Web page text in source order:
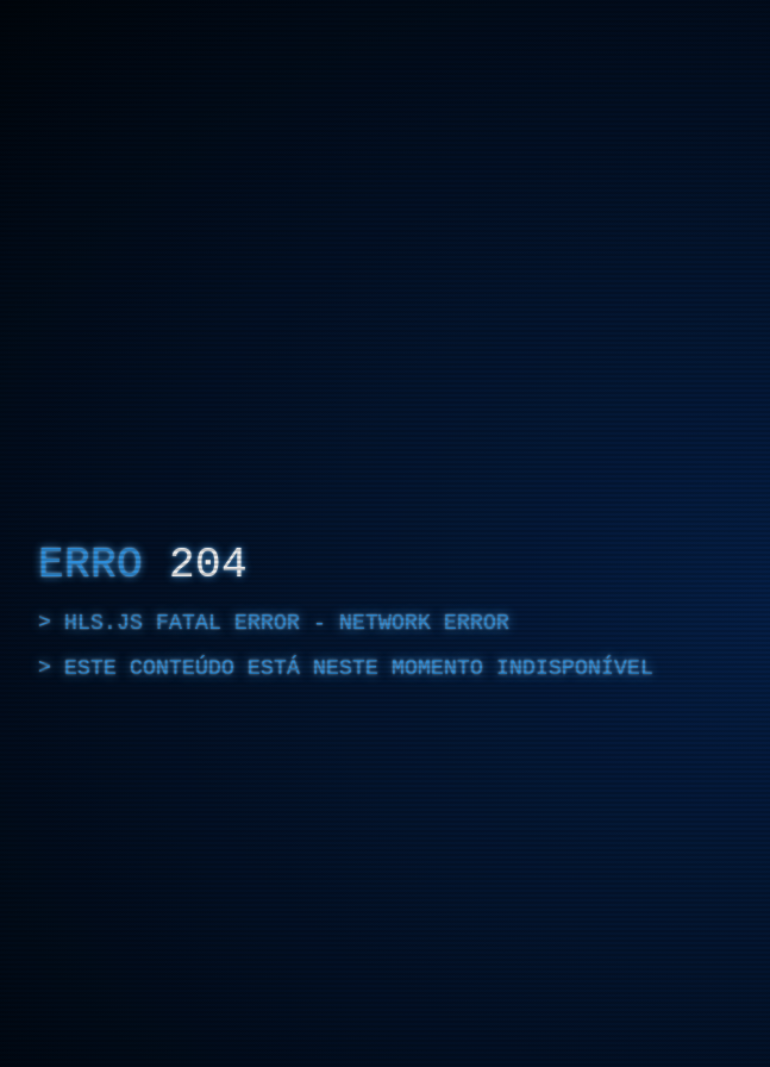
ERRO 204
HLS.JS FATAL ERROR - NETWORK ERROR
ESTE CONTEÚDO ESTÁ NESTE MOMENTO INDISPONÍVEL